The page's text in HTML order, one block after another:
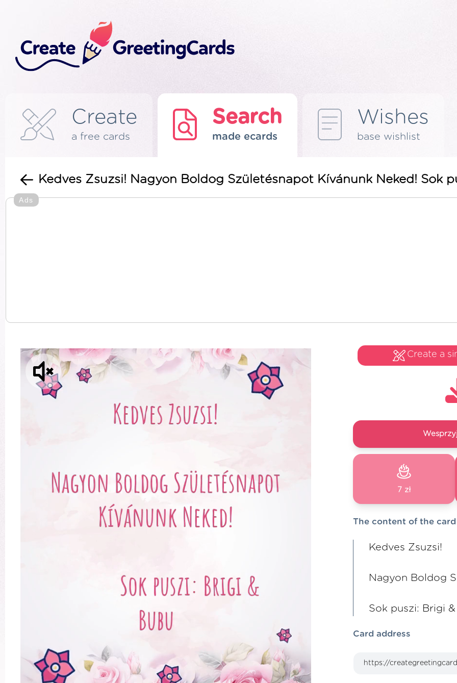
Create
a free cards
Search
made ecards
Wishes
base wishlist
Kedves Zsuzsi! Nagyon Boldog Születésnapot Kívánunk Neked! Sok
Ads
Create a
7 zł
The content of the card
Kedves Zsuzsi!
Nagyon Boldog
Sok puszi: Brigi
Card address